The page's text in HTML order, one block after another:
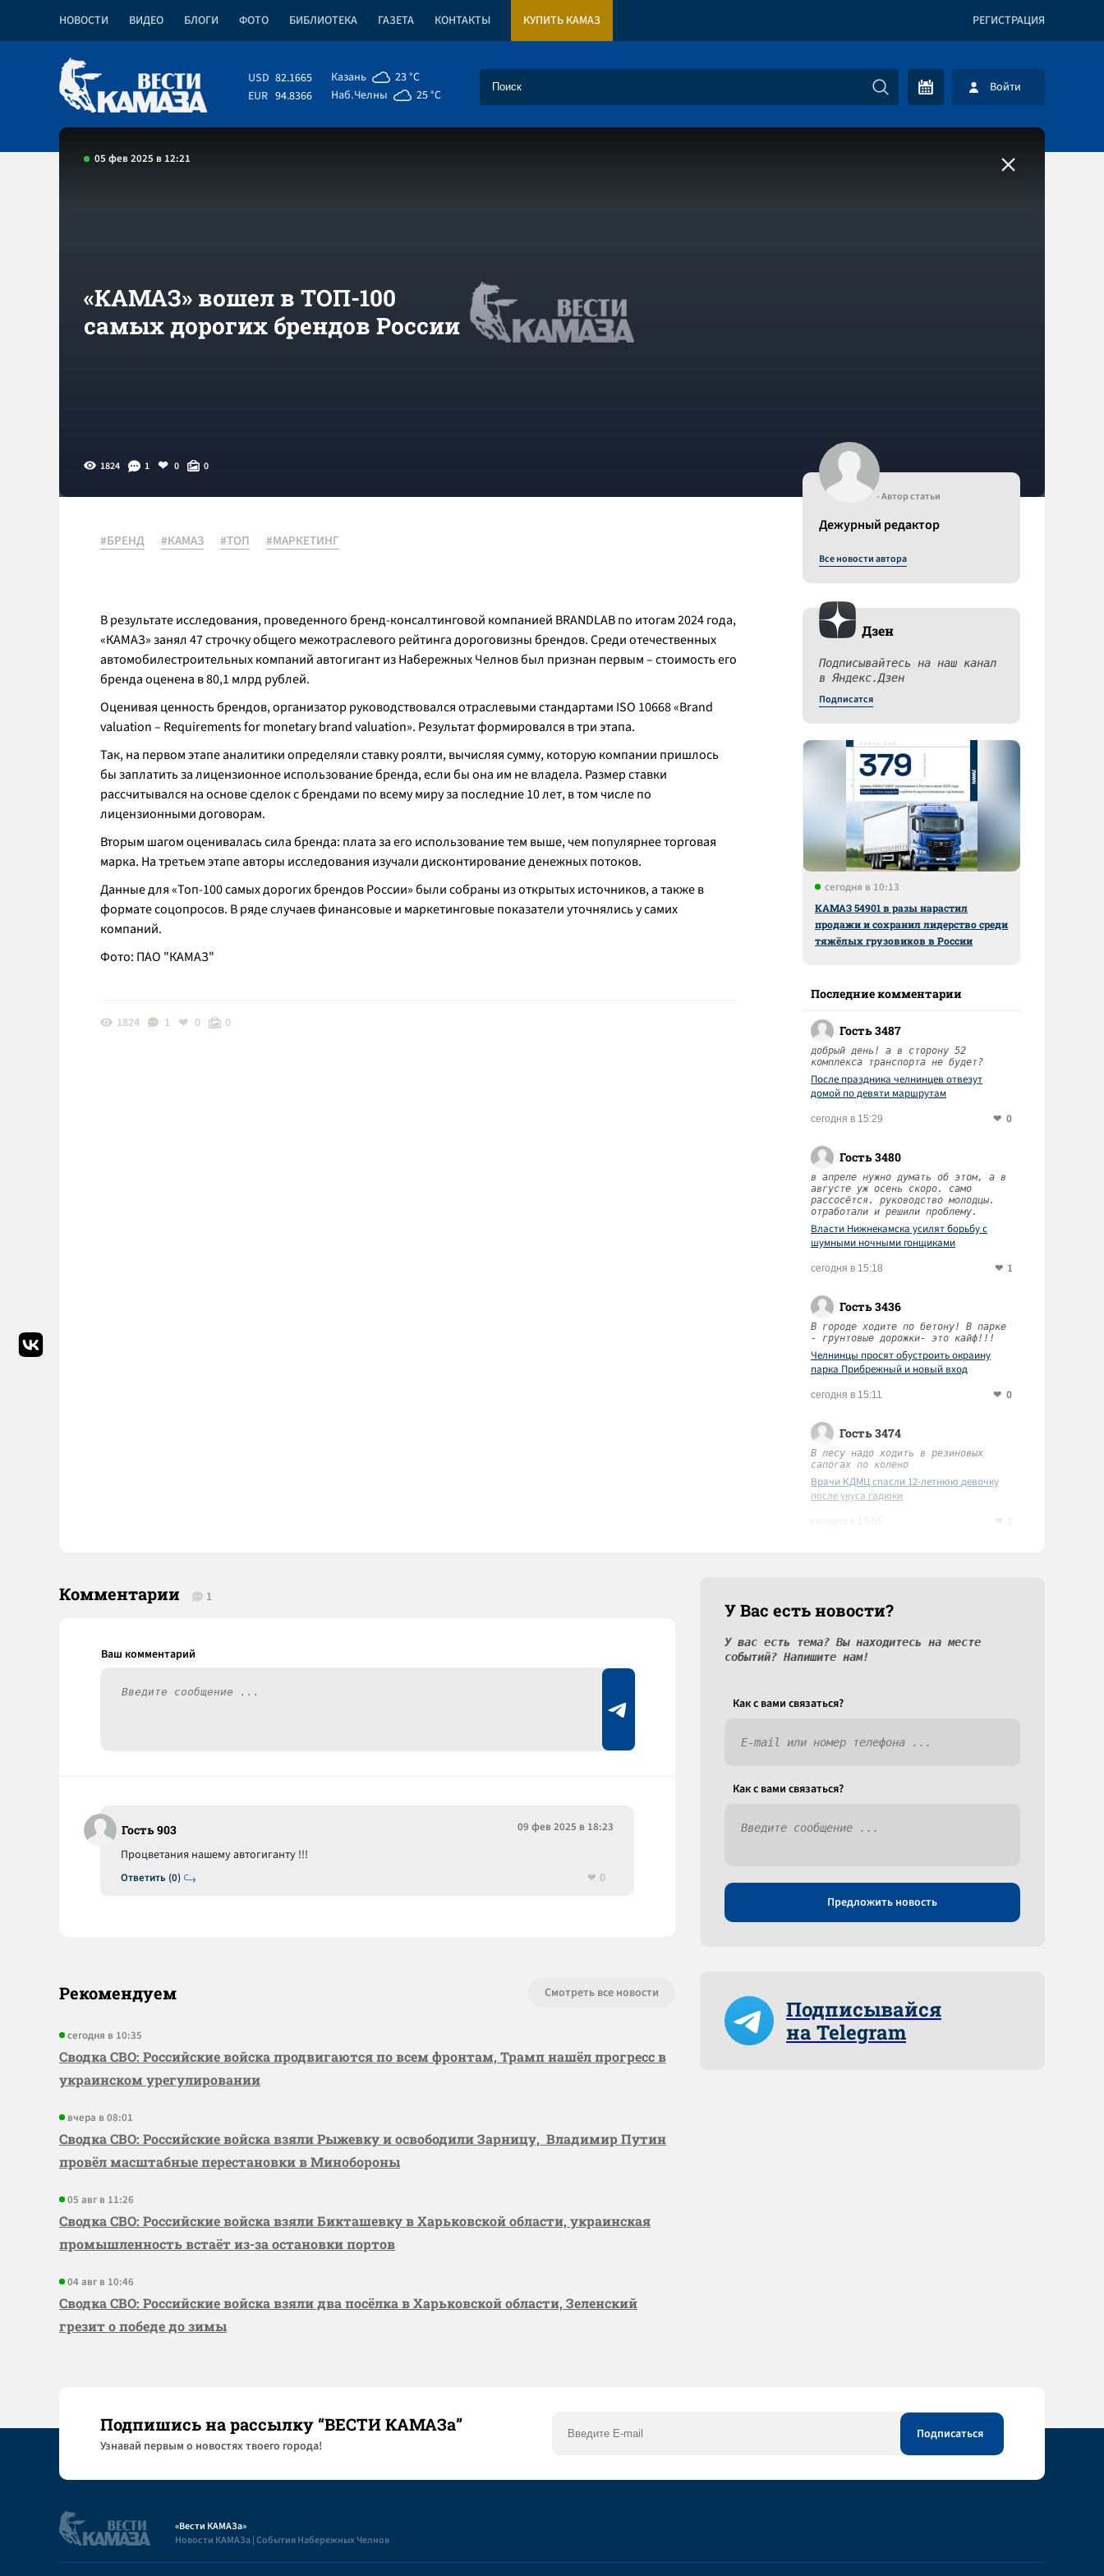
НОВОСТИ ВИДЕО БЛОГИ ФОТО БИБЛИОТЕКА ГАЗЕТА КОНТАКТЫ КУПИТЬ КАМАЗ РЕГИСТРАЦИЯ
USD 82.1665
EUR 94.8366
Казань
23 °C
Наб.Челны
25 °C Войти
05 фев 2025 в 12:21
«КАМАЗ» вошел в ТОП-100
самых дорогих брендов России
1824 1 0 0
#БРЕНД #КАМАЗ #ТОП #МАРКЕТИНГ
В результате исследования, проведенного бренд-консалтинговой компанией BRANDLAB по итогам 2024 года,
«КАМАЗ» занял 47 строчку общего межотраслевого рейтинга дороговизны брендов. Среди отечественных
автомобилестроительных компаний автогигант из Набережных Челнов был признан первым – стоимость его
бренда оценена в 80,1 млрд рублей.
Оценивая ценность брендов, организатор руководствовался отраслевыми стандартами ISO 10668 «Brand
valuation – Requirements for monetary brand valuation». Результат формировался в три этапа.
Так, на первом этапе аналитики определяли ставку роялти, вычисляя сумму, которую компании пришлось
бы заплатить за лицензионное использование бренда, если бы она им не владела. Размер ставки
рассчитывался на основе сделок с брендами по всему миру за последние 10 лет, в том числе по
лицензионными договорам.
Вторым шагом оценивалась сила бренда: плата за его использование тем выше, чем популярнее торговая
марка. На третьем этапе авторы исследования изучали дисконтирование денежных потоков.
Данные для «Топ-100 самых дорогих брендов России» были собраны из открытых источников, а также в
формате соцопросов. В ряде случаев финансовые и маркетинговые показатели уточнялись у самих
компаний.
Фото: ПАО "КАМАЗ"
1824 1 0 0
- Автор статьи
Дежурный редактор
Все новости автора
Дзен
Подписывайтесь на наш канал
в Яндекс.Дзен
Подписатся
сегодня в 10:13
КАМАЗ 54901 в разы нарастил
продажи и сохранил лидерство среди
тяжёлых грузовиков в России
Последние комментарии
Гость 3487
добрый день! а в сторону 52
комплекса транспорта не будет?
После праздника челнинцев отвезут
домой по девяти маршрутам
сегодня в 15:29 0
Гость 3480
в апреле нужно думать об этом, а в
августе уж осень скоро. само
рассосётся. руководство молодцы.
отработали и решили проблему.
Власти Нижнекамска усилят борьбу с
шумными ночными гонщиками
сегодня в 15:18 1
Гость 3436
В городе ходите по бетону! В парке
- грунтовые дорожки- это кайф!!!
Челнинцы просят обустроить окраину
парка Прибрежный и новый вход
сегодня в 15:11 0
Гость 3474
В лесу надо ходить в резиновых
сапогах по колено
Врачи КДМЦ спасли 12-летнюю девочку
после укуса гадюки
Комментарии 1
Гость 903 09 фев 2025 в 18:23
Ответить (0)
Процветания нашему автогиганту !!!
0
Рекомендуем Смотреть все новости
сегодня в 10:35
Сводка СВО: Российские войска продвигаются по всем фронтам, Трамп нашёл прогресс в
украинском урегулировании
вчера в 08:01
Сводка СВО: Российские войска взяли Рыжевку и освободили Зарницу, Владимир Путин
провёл масштабные перестановки в Минобороны
05 авг в 11:26
Сводка СВО: Российские войска взяли Бикташевку в Харьковской области, украинская
промышленность встаёт из-за остановки портов
04 авг в 10:46
Сводка СВО: Российские войска взяли два посёлка в Харьковской области, Зеленский
грезит о победе до зимы
У Вас есть новости?
У вас есть тема? Вы находитесь на месте
событий? Напишите нам!
Как c вами связаться?
Как c вами связаться?
Предложить новость
Подписывайся
на Telegram
Подпишись на рассылку “ВЕСТИ КАМАЗа”
Узнaвай первым о новостях твоего города!
«Вести КАМАЗа»
Новости КАМАЗа | События Набережных Челнов